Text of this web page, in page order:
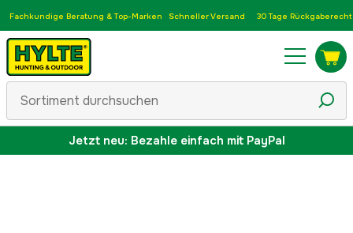
Fachkundige Beratung & Top-Marken Schneller Versand 30 Tage Rückgaberecht
Jetzt neu: Bezahle einfach mit PayPal